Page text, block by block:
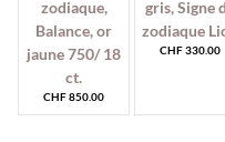
CHF850.00
CHF330.00